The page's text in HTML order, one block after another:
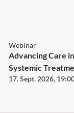
Webinar
Advancing Care
Systemic
17. Sept. 2026,